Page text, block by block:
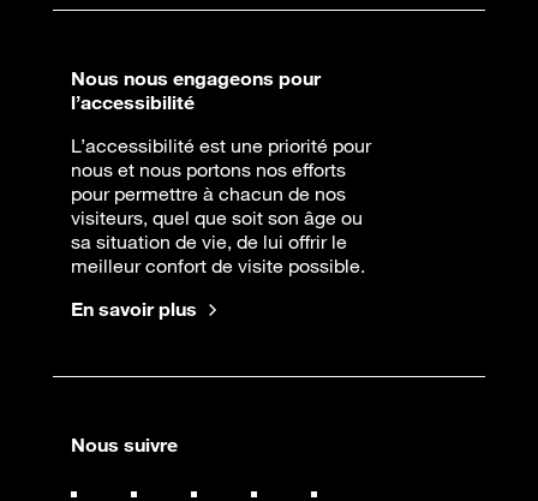
Nous nous engageons pour
l’accessibilité
L’accessibilité est une priorité pour
nous et nous portons nos efforts
pour permettre à chacun de nos
visiteurs, quel que soit son âge ou
sa situation de vie, de lui offrir le
meilleur confort de visite possible.
En savoir plus
Nous suivre